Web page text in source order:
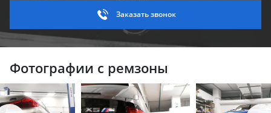
Заказать звонок
Фотографии с ремзоны